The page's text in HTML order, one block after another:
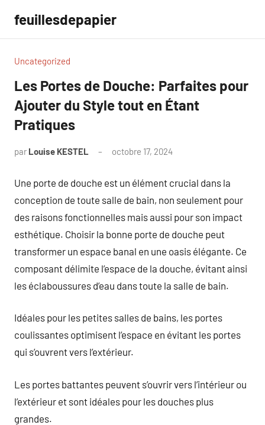
contenu
feuillesdepapier
Uncategorized
Les Portes de Douche: Parfaites pour
Ajouter du Style tout en Étant
Pratiques
par Louise KESTEL octobre 17, 2024
Une porte de douche est un élément crucial dans la
conception de toute salle de bain, non seulement pour
des raisons fonctionnelles mais aussi pour son impact
esthétique. Choisir la bonne porte de douche peut
transformer un espace banal en une oasis élégante. Ce
composant délimite l’espace de la douche, évitant ainsi
les éclaboussures d’eau dans toute la salle de bain.
Idéales pour les petites salles de bains, les portes
coulissantes optimisent l’espace en évitant les portes
qui s’ouvrent vers l’extérieur.
Les portes battantes peuvent s’ouvrir vers l’intérieur ou
l’extérieur et sont idéales pour les douches plus
grandes.